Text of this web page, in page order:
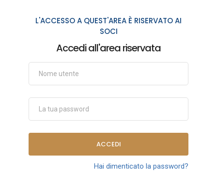
L'ACCESSO A QUEST'AREA È RISERVATO AI
SOCI
Accedi all'area riservata
ACCEDI
Hai dimenticato la password?